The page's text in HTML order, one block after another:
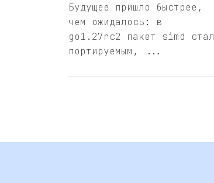
Будущее пришло быстрее,
чем ожидалось: в
go1.27rc2 пакет simd стал
портируемым, ...